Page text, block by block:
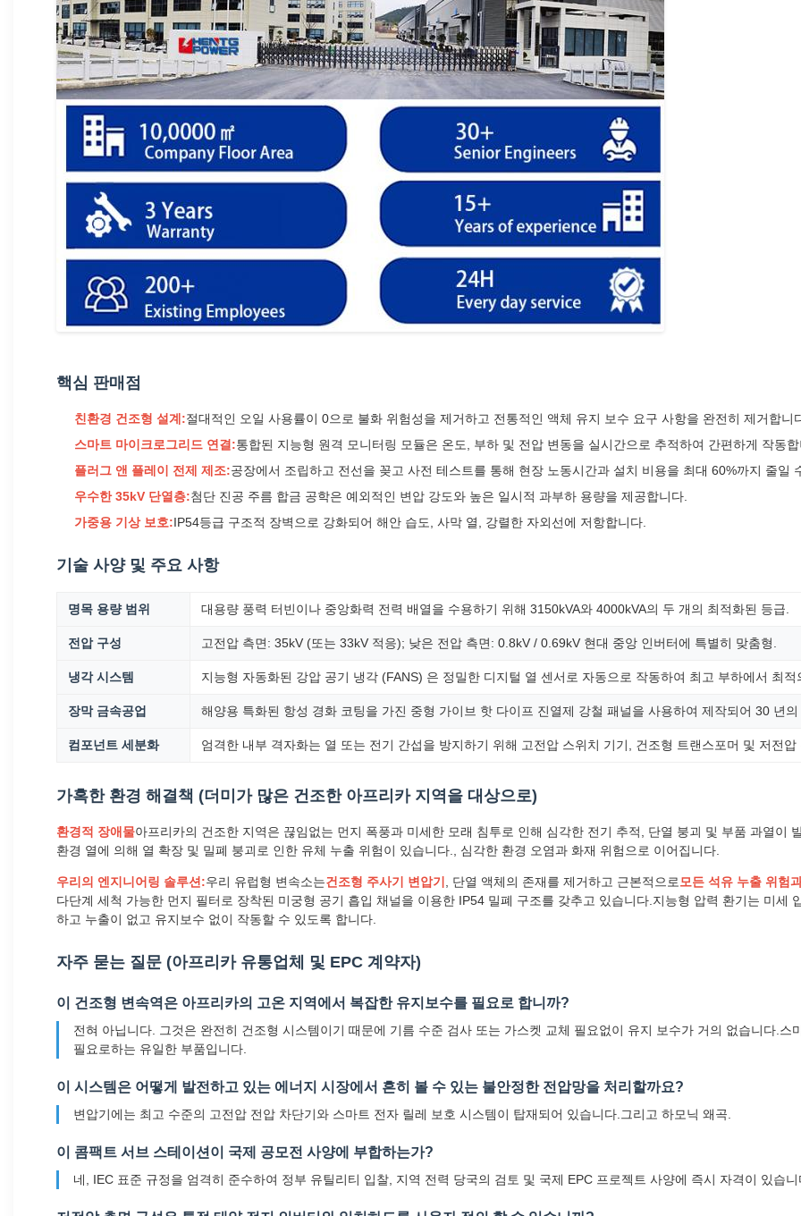
핵심 판매점
친환경 건조형 설계:절대적인 오일 사용률이 0으로 불화 위험성을 제거하고 전통적인 액체 유지 보수 요구 사항을 완전히 제거합니
스마트 마이크로그리드 연결:통합된 지능형 원격 모니터링 모듈은 온도, 부하 및 전압 변동을 실시간으로 추적하여 간편하게 작동합
플러그 앤 플레이 전제 제조:공장에서 조립하고 전선을 꽂고 사전 테스트를 통해 현장 노동시간과 설치 비용을 최대 60%까지 줄일
우수한 35kV 단열층:첨단 진공 주름 합금 공학은 예외적인 변압 강도와 높은 일시적 과부하 용량을 제공합니다.
가중용 기상 보호:IP54등급 구조적 장벽으로 강화되어 해안 습도, 사막 열, 강렬한 자외선에 저항합니다.
기술 사양 및 주요 사항
명목 용량 범위 대용량 풍력 터빈이나 중앙화력 전력 배열을 수용하기 위해 3150kVA와 4000kVA의 두 개의 최적화된 등급.
전압 구성 고전압 측면: 35kV (또는 33kV 적응); 낮은 전압 측면: 0.8kV / 0.69kV 현대 중앙 인버터에 특별히 맞춤형.
냉각 시스템 지능형 자동화된 강압 공기 냉각 (FANS) 은 정밀한 디지털 열 센서로 자동으로 작동하여 최고 부하에서 최적
장막 금속공업 해양용 특화된 항성 경화 코팅을 가진 중형 가이브 핫 다이프 진열제 강철 패널을 사용하여 제작되어 30 년
컴포넌트 세분화 엄격한 내부 격자화는 열 또는 전기 간섭을 방지하기 위해 고전압 스위치 기기, 건조형 트랜스포머 및 저전압
가혹한 환경 해결책 (더미가 많은 건조한 아프리카 지역을 대상으로)
환경적 장애물아프리카의 건조한 지역은 끊임없는 먼지 폭풍과 미세한 모래 침투로 인해 심각한 전기 추적, 단열 붕괴 및 부품 과열이
환경 열에 의해 열 확장 및 밀폐 붕괴로 인한 유체 누출 위험이 있습니다., 심각한 환경 오염과 화재 위험으로 이어집니다.
우리의 엔지니어링 솔루션:우리 유럽형 변속소는건조형 주사기 변압기 , 단열 액체의 존재를 제거하고 근본적으로 모든 석유 누출 위험
다단계 세척 가능한 먼지 필터로 장착된 미궁형 공기 흡입 채널을 이용한 IP54 밀폐 구조를 갖추고 있습니다.지능형 압력 환기는 미세
하고 누출이 없고 유지보수 없이 작동할 수 있도록 합니다.
자주 묻는 질문 (아프리카 유통업체 및 EPC 계약자)
이 건조형 변속역은 아프리카의 고온 지역에서 복잡한 유지보수를 필요로 합니까?
전혀 아닙니다. 그것은 완전히 건조형 시스템이기 때문에 기름 수준 검사 또는 가스켓 교체 필요없이 유지 보수가 거의 없습니다.
필요로하는 유일한 부품입니다.
이 시스템은 어떻게 발전하고 있는 에너지 시장에서 흔히 볼 수 있는 불안정한 전압망을 처리할까요?
변압기에는 최고 수준의 고전압 전압 차단기와 스마트 전자 릴레 보호 시스템이 탑재되어 있습니다.그리고 하모닉 왜곡.
이 콤팩트 서브 스테이션이 국제 공모전 사양에 부합하는가?
네, IEC 표준 규정을 엄격히 준수하여 정부 유틸리티 입찰, 지역 전력 당국의 검토 및 국제 EPC 프로젝트 사양에 즉시 자격이 있습니